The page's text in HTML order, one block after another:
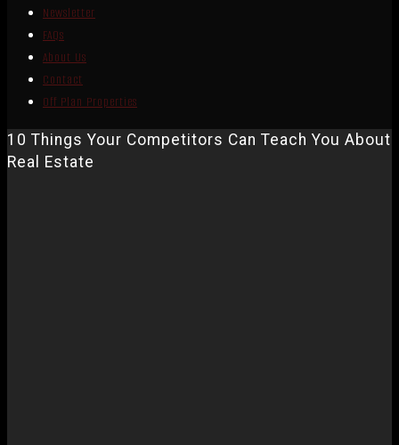
Newsletter
FAQs
About Us
Contact
Off Plan Properties
10 Things Your Competitors Can Teach You About
Real Estate